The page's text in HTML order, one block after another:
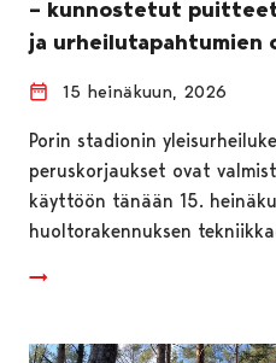
– kunnostetut
ja urheilutapahtumien
15 heinäkuun, 2026
Porin stadionin
peruskorjaukset ovat
käyttöön tänään 15.
huoltorakennuksen